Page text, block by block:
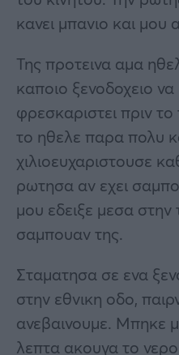
κανει μπανιο και μου
Της προτεινα αμα
καποιο ξενοδοχειο
φρεσκαριστει πριν
το ηθελε παρα πολυ
χιλιοευχαριστουσε
ρωτησα αν εχει
μου εδειξε μεσα
σαμπουαν της.
Σταματησα σε ενα
στην εθνικη οδο,
ανεβαινουμε. Μπηκε
λεπτα ακουγα το